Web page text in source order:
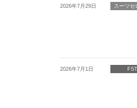
2026年7月29日 スーツセ
2026年7月1日 FST